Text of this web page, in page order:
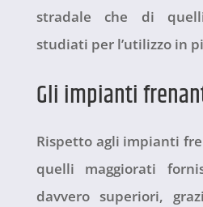
stradale che di
studiati per l’utilizzo in
Gli impianti
Rispetto agli impianti
quelli maggiorati
davvero superiori,